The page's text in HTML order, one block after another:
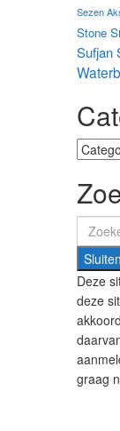
Sezen
Stone
Sufjan
Search
for:
Deze
deze
graag